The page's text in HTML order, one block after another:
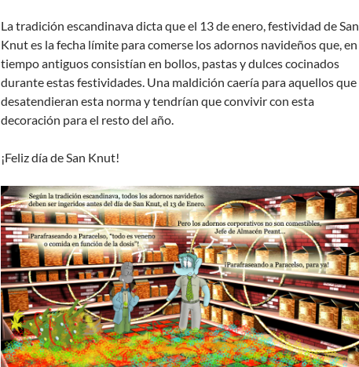
La tradición escandinava dicta que el 13 de enero, festividad de San
Knut es la fecha límite para comerse los adornos navideños que, en
tiempo antiguos consistían en bollos, pastas y dulces cocinados
durante estas festividades. Una maldición caería para aquellos que
desatendieran esta norma y tendrían que convivir con esta
decoración para el resto del año.
¡Feliz día de San Knut!